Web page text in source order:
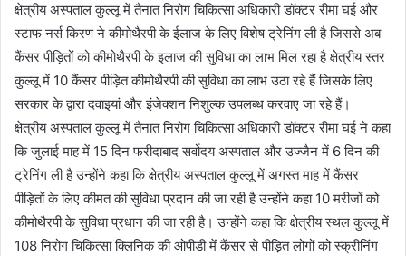
क्षेत्रीय अस्पताल कुल्लू में तैनात निरोग चिकित्सा अधिकारी डॉक्टर रीमा घई और
स्टाफ नर्स किरण ने कीमोथैरपी के ईलाज के लिए विशेष ट्रेनिंग ली है जिससे अब
कैंसर पीड़ितों को कीमोथैरपी के इलाज की सुविधा का लाभ मिल रहा है क्षेत्रीय स्तर
कुल्लू में 10 कैंसर पीड़ित कीमोथैरपी की सुविधा का लाभ उठा रहे हैं जिसके लिए
सरकार के द्वारा दवाइयां और इंजेक्शन निशुल्क उपलब्ध करवाए जा रहे हैं।
क्षेत्रीय अस्पताल कुल्लू में तैनात निरोग चिकित्सा अधिकारी डॉक्टर रीमा घई ने कहा
कि जुलाई माह में 15 दिन फरीदाबाद सर्वोदय अस्पताल और उज्जैन में 6 दिन की
ट्रेनिंग ली है उन्होंने कहा कि क्षेत्रीय अस्पताल कुल्लू में अगस्त माह में कैंसर
पीड़ितों के लिए कीमत की सुविधा प्रदान की जा रही है उन्होंने कहा 10 मरीजों को
कीमोथैरपी के सुविधा प्रधान की जा रही है। उन्होंने कहा कि क्षेत्रीय स्थल कुल्लू में
108 निरोग चिकित्सा क्लिनिक की ओपीडी में कैंसर से पीड़ित लोगों को स्क्रीनिंग